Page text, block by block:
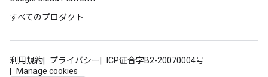
すべてのプロダクト
利用規約 プライバシー
ICP证合字B2-20070004号
Manage cookies